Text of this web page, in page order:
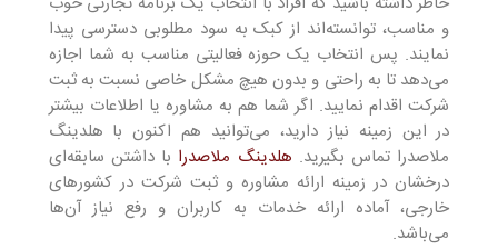
و مناسب، توانسته‌اند از کبک به سود مطلوبی دسترسی پیدا
نمایند. پس انتخاب یک حوزه فعالیتی مناسب به شما اجازه
می‌دهد تا به راحتی و بدون هیچ مشکل خاصی نسبت به ثبت
شرکت اقدام نمایید. اگر شما هم به مشاوره یا اطلاعات بیشتر
در این زمینه نیاز دارید، می‌توانید هم اکنون با هلدینگ
ملاصدرا تماس بگیرید. هلدینگ ملاصدرا با داشتن سابقه‌ای
درخشان در زمینه ارائه مشاوره و ثبت شرکت در کشور‌های
خارجی، آماده ارائه خدمات به کاربران و رفع نیاز آن‌ها
می‌باشد.